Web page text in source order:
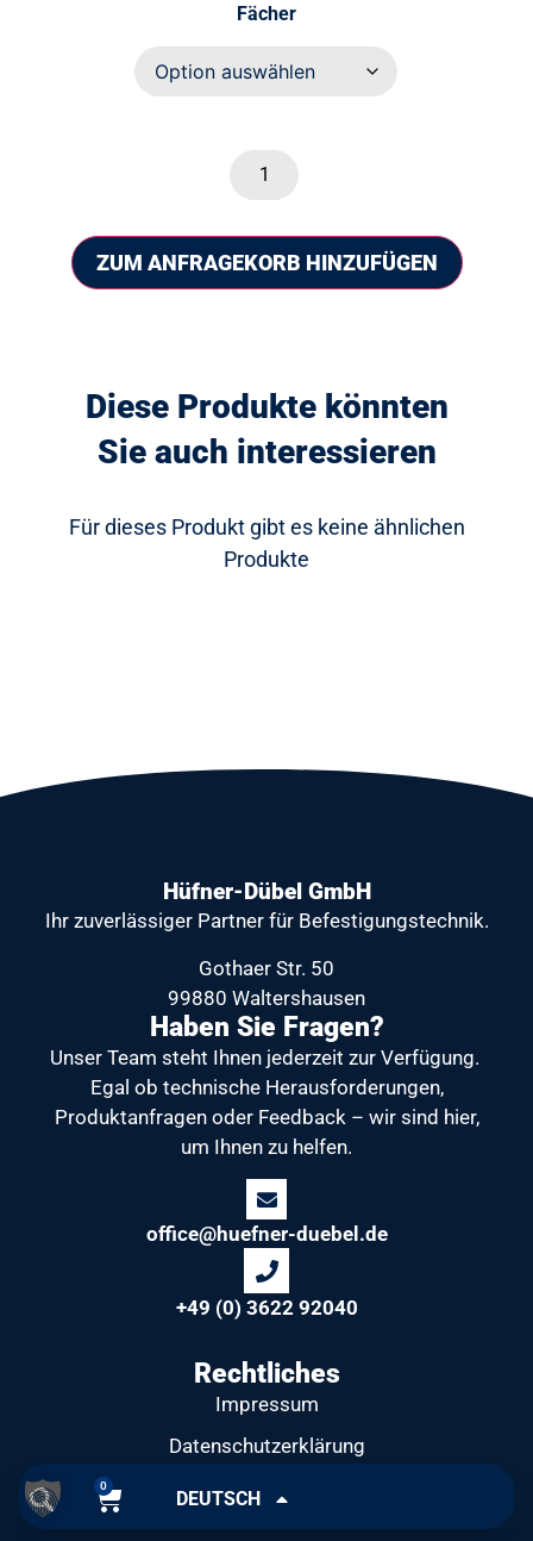
0
DEUTSCH
Fächer
ZUM ANFRAGEKORB HINZUFÜGEN
Diese Produkte könnten
Sie auch interessieren
Für dieses Produkt gibt es keine ähnlichen
Produkte
Hüfner-Dübel GmbH
Ihr zuverlässiger Partner für Befestigungstechnik.
Gothaer Str. 50
99880 Waltershausen
Haben Sie Fragen?
Unser Team steht Ihnen jederzeit zur Verfügung.
Egal ob technische Herausforderungen,
Produktanfragen oder Feedback – wir sind hier,
um Ihnen zu helfen.
office@huefner-duebel.de
+49 (0) 3622 92040
Rechtliches
Impressum
Datenschutzerklärung
Allgemeine Geschäftsbedingungen